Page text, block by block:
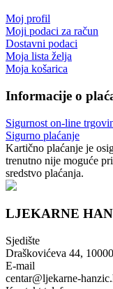
Moj profil
Moji podaci za račun
Dostavni podaci
Moja lista želja
Moja košarica
Informacije o
Sigurnost on-line
Sigurno plaćanje
Kartično plaćanje je
trenutno nije moguće
sredstvo plaćanja.
LJEKARNE
Sjedište
Draškovićeva 44,
E-mail
centar@ljekarne-